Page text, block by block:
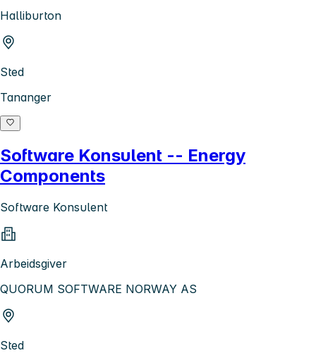
Halliburton
Sted
Tananger
Software Konsulent -- Energy
Components
Software Konsulent
Arbeidsgiver
QUORUM SOFTWARE NORWAY AS
Sted